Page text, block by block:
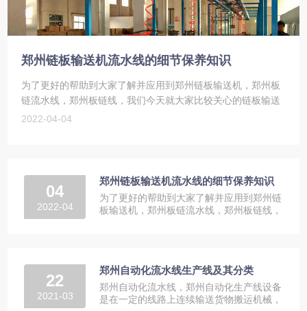
郑州链板输送机流水线的细节保养知识
为了更好的帮助到大家了解并应用到郑州链板输送机，郑州板
链流水线，郑州板链线，我们今天就大家比较关心的链板输送
机，我们今天就大家比较关心的郑州链板输送机，郑州板链流
2022-04-04
04
2022-04
郑州链板输送机流水线的细节保养知识
为了更好的帮助到大家了解并应用到郑州链
板输送机，郑州板链流水线，郑州板链线，
22
2021-03
郑州自动化流水线生产线及其分类
郑州自动化流水线，郑州自动化生产线设备
是在一定的线路上连续输送货物搬运机械，